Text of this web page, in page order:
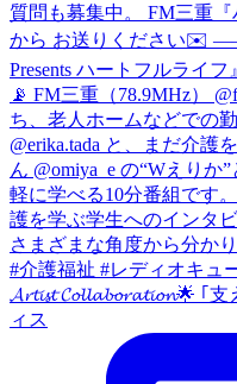
𝓐𝓻𝓽𝓲𝓼𝓽 𝓒𝓸𝓵𝓵𝓪𝓫𝓸𝓻𝓪𝓽𝓲𝓸𝓷🌟
ィス